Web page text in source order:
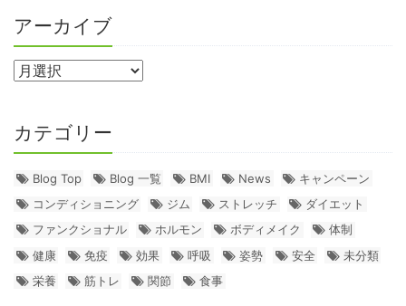
アーカイブ
カテゴリー
Blog Top Blog 一覧 BMI News
キャンペーン
コンディショニング
ジム ストレッチ
ダイエット
ファンクショナル
ホルモン ボディメイク
体制
健康
免疫 効果 呼吸 姿勢 安全
未分類
栄養
筋トレ 関節 食事